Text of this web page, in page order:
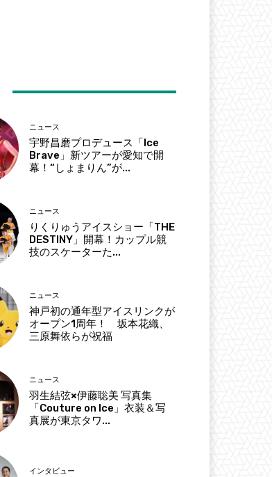
ニュース
宇野昌磨プロデュース「Ice
Brave」新ツアーが愛知で開
幕！“しょまりん”が...
ニュース
りくりゅうアイスショー「THE
DESTINY」開幕！カップル競
技のスケーターた...
ニュース
神戸初の通年型アイスリンクが
オープン1周年！ 坂本花織、
三原舞依らが祝福
ニュース
羽生結弦×伊藤聡美 写真集
「Couture on Ice」衣装＆写
真展が東京タワ...
インタビュー